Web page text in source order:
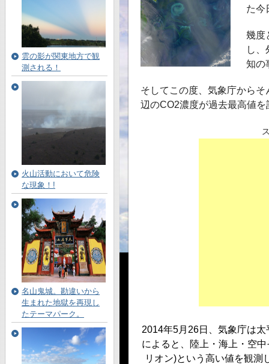
た今
幾度
し、
知の
そしてこの度、気象庁から
辺のCO2濃度が過去最高値
2014年5月26日、気象庁は
によると、陸上・海上・空
リオン)という高い値を観測
雲の影が関東地方で観
測される！
火山活動において危険
な現象！!
名山鬼城。勘違いから
生まれた地獄を再現し
たテーマパーク。